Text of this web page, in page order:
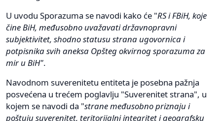
U uvodu Sporazuma se navodi kako će "RS i FBiH, koje
čine BiH, međusobno uvažavati državnopravni
subjektivitet, shodno statusu strana ugovornica i
potpisnika svih aneksa Opšteg okvirnog sporazuma za
mir u BiH".
Navodnom suverenitetu entiteta je posebna pažnja
posvećena u trećem poglavlju "Suverenitet strana", u
kojem se navodi da "strane međusobno priznaju i
poštuju suverenitet, teritorijalni integritet i geografsku